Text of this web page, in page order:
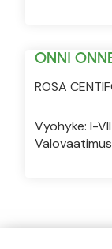
ONNI
ROSA
Vyöhyke: I-VII